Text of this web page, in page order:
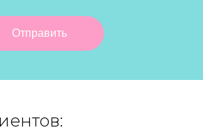
Отправить